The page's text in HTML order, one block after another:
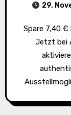
29.
Spare 7,40 € bei der beweglichen Glurak Actionfigur!
Jetzt bei